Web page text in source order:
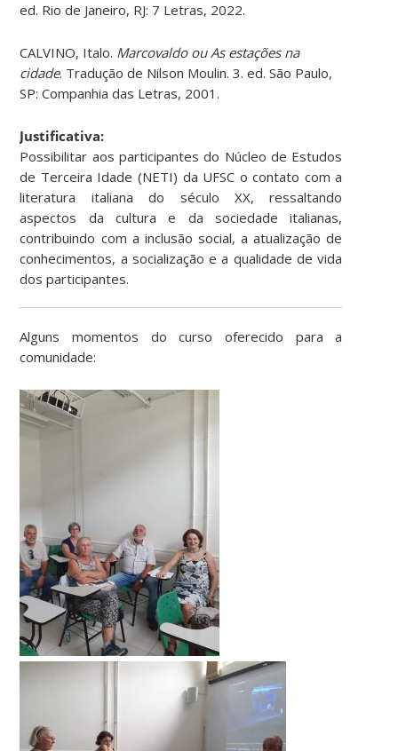
ed. Rio de Janeiro, RJ: 7 Letras, 2022.
CALVINO, Italo. Marcovaldo ou As estações na
cidade. Tradução de Nilson Moulin. 3. ed. São Paulo,
SP: Companhia das Letras, 2001.
Justificativa:
Possibilitar aos participantes do Núcleo de Estudos
de Terceira Idade (NETI) da UFSC o contato com a
literatura italiana do século XX, ressaltando
aspectos da cultura e da sociedade italianas,
contribuindo com a inclusão social, a atualização de
conhecimentos, a socialização e a qualidade de vida
dos participantes.
Alguns momentos do curso oferecido para a
comunidade: